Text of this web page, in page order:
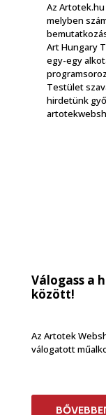
Az
melyben
Art Hungary
egy-egy
Testület
hirdetünk
Válogass a
között!
Az Artotek
válogatott